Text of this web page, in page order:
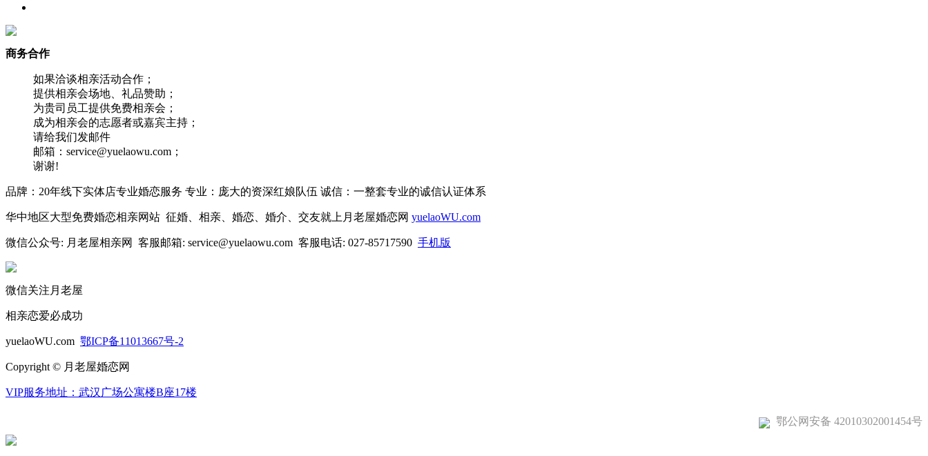
商务合作
如果洽谈相亲活动合作；
提供相亲会场地、礼品赞助；
为贵司员工提供免费相亲会；
成为相亲会的志愿者或嘉宾主持；
请给我们发邮件
邮箱：service@yuelaowu.com；
谢谢!
品牌：20年线下实体店专业婚恋服务 专业：庞大的资深红娘队伍 诚信：一整套专业的诚信认证体系
华中地区大型免费婚恋相亲网站 征婚、相亲、婚恋、婚介、交友就上月老屋婚恋网 yuelaoWU.com
微信公众号: 月老屋相亲网 客服邮箱: service@yuelaowu.com 客服电话: 027-85717590 手机版
微信关注月老屋
相亲恋爱必成功
yuelaoWU.com 鄂ICP备11013667号-2
Copyright © 月老屋婚恋网
VIP服务地址：武汉广场公寓楼B座17楼
鄂公网安备 42010302001454号